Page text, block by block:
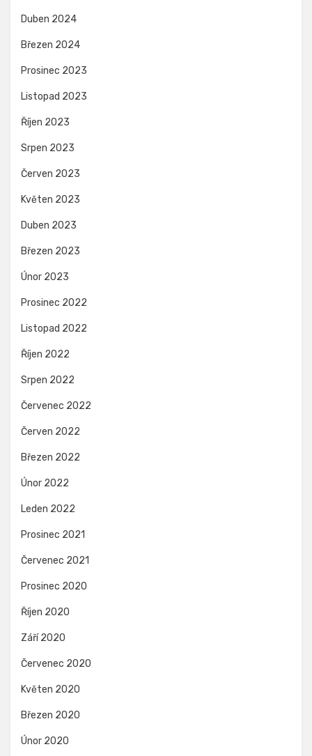
Duben 2024
Březen 2024
Prosinec 2023
Listopad 2023
Říjen 2023
Srpen 2023
Červen 2023
Květen 2023
Duben 2023
Březen 2023
Únor 2023
Prosinec 2022
Listopad 2022
Říjen 2022
Srpen 2022
Červenec 2022
Červen 2022
Březen 2022
Únor 2022
Leden 2022
Prosinec 2021
Červenec 2021
Prosinec 2020
Říjen 2020
Září 2020
Červenec 2020
Květen 2020
Březen 2020
Únor 2020